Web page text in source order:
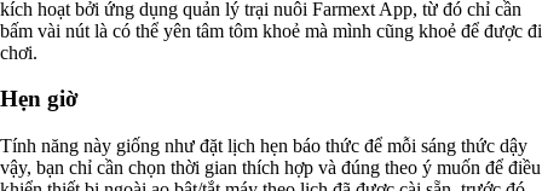
kích hoạt bởi ứng dụng quản lý trại nuôi Farmext App, từ đó chỉ cần
bấm vài nút là có thể yên tâm tôm khoẻ mà mình cũng khoẻ để được đi
chơi.
Hẹn giờ
Tính năng này giống như đặt lịch hẹn báo thức để mỗi sáng thức dậy
vậy, bạn chỉ cần chọn thời gian thích hợp và đúng theo ý muốn để điều